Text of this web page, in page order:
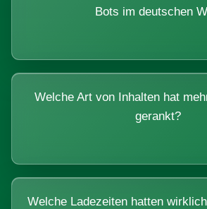
Bots im deutschen
Welche Art von Inhalten hat
gerankt?
Welche Ladezeiten hatten